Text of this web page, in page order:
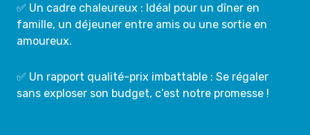
✅ Un cadre chaleureux : Idéal pour un dîner en
famille, un déjeuner entre amis ou une sortie en
amoureux.
✅ Un rapport qualité-prix imbattable : Se régaler
sans exploser son budget, c’est notre promesse !